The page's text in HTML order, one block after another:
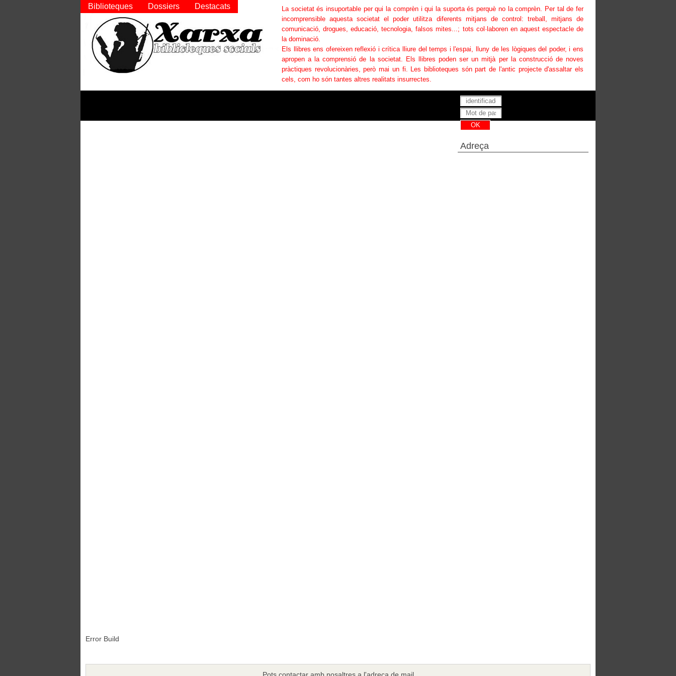
Error Build
La societat és insuportable per qui la comprèn i qui la suporta és perquè no la comprèn. Per tal de fer
incomprensible aquesta societat el poder utilitza diferents mitjans de control: treball, mitjans de
comunicació, drogues, educació, tecnologia, falsos mites...; tots col·laboren en aquest espectacle de
la dominació.
Els llibres ens ofereixen reflexió i crítica lliure del temps i l'espai, lluny de les lògiques del poder, i ens
apropen a la comprensió de la societat. Els llibres poden ser un mitjà per la construcció de noves
pràctiques revolucionàries, però mai un fi. Les biblioteques són part de l'antic projecte d'assaltar els
cels, com ho són tantes altres realitats insurrectes.
Biblioteques Dossiers Destacats
Adreça